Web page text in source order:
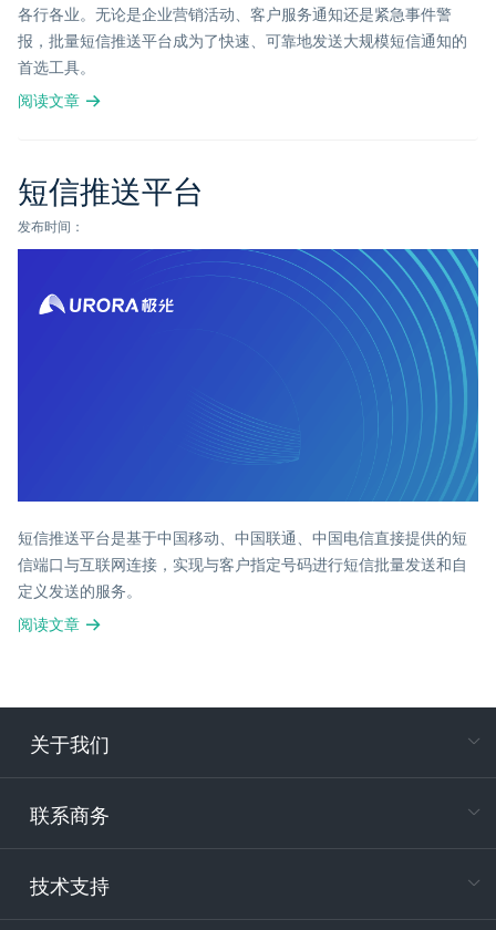
各行各业。无论是企业营销活动、客户服务通知还是紧急事件警
报，批量短信推送平台成为了快速、可靠地发送大规模短信通知的
首选工具。
阅读文章
短信推送平台
发布时间：
短信推送平台是基于中国移动、中国联通、中国电信直接提供的短
信端口与互联网连接，实现与客户指定号码进行短信批量发送和自
定义发送的服务。
阅读文章
关于我们
联系商务
技术支持
电
400-